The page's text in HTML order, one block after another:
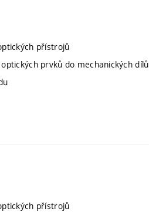
přístrojů
prvků do mechanických dílů
přístrojů